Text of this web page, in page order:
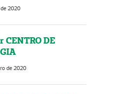
2020
CENTRO DE
de 2020